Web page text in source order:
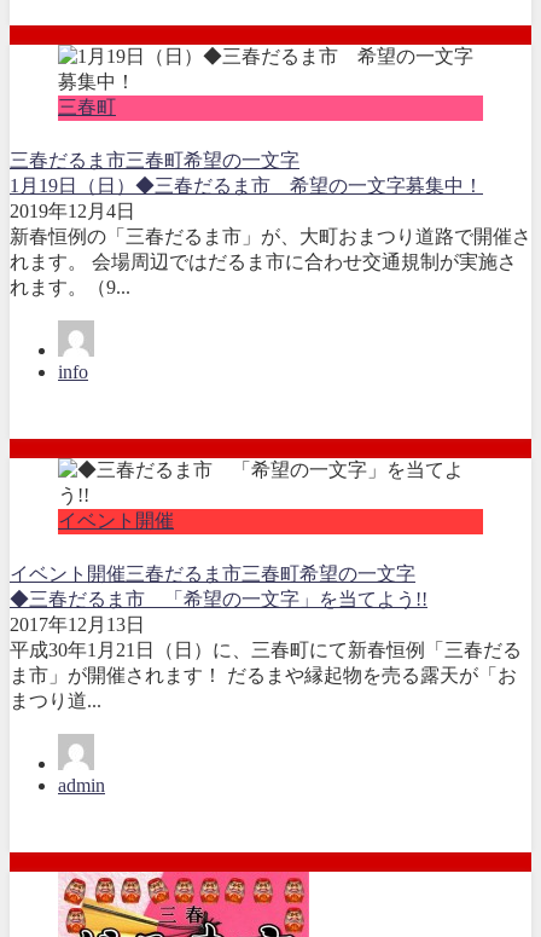
三春町
三春だるま市三春町希望の一文字
1月19日（日）◆三春だるま市 希望の一文字募集中！
2019年12月4日
新春恒例の「三春だるま市」が、大町おまつり道路で開催さ
れます。 会場周辺ではだるま市に合わせ交通規制が実施さ
れます。（9...
info
イベント開催
イベント開催三春だるま市三春町希望の一文字
◆三春だるま市 「希望の一文字」を当てよう!!
2017年12月13日
平成30年1月21日（日）に、三春町にて新春恒例「三春だる
ま市」が開催されます！ だるまや縁起物を売る露天が「お
まつり道...
admin